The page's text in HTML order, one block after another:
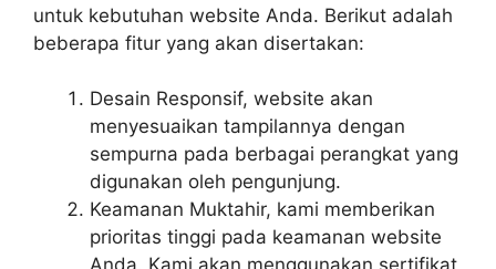
untuk kebutuhan website Anda. Berikut adalah
beberapa fitur yang akan disertakan:
Desain Responsif, website akan
menyesuaikan tampilannya dengan
sempurna pada berbagai perangkat yang
digunakan oleh pengunjung.
Keamanan Muktahir, kami memberikan
prioritas tinggi pada keamanan website